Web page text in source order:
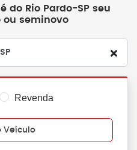
do Rio Pardo-SP seu
ou seminovo
Revenda
Veículo